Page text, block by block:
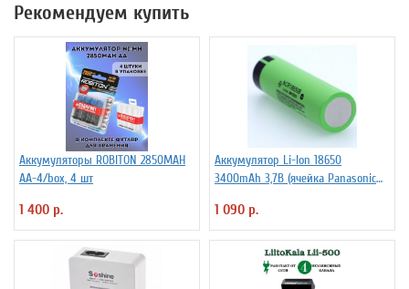
Рекомендуем купить
Аккумуляторы ROBITON 2850MAH
AA-4/box, 4 шт
1 400 р.
Аккумулятор Li-Ion 18650
3400mAh 3,7В (ячейка Panasonic
1 090 р.